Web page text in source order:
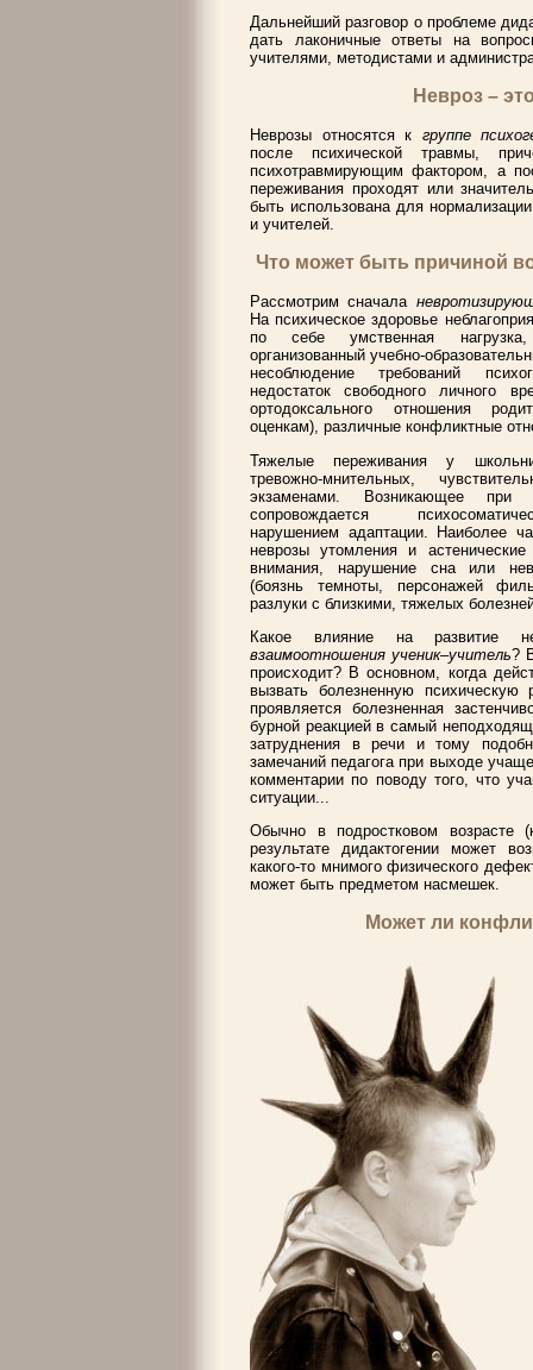
Дальнейший разговор о проблеме
дать лаконичные ответы на
учителями, методистами и
Невроз –
Неврозы относятся к группе
после психической травмы,
психотравмирующим фактором, а
переживания проходят или
быть использована для
и учителей.
Что может быть причиной
Рассмотрим сначала
На психическое здоровье
по себе умственная
организованный учебно-
несоблюдение требований
недостаток свободного личного
ортодоксального отношения
оценкам), различные конфликтные
Тяжелые переживания у
тревожно-мнительных,
экзаменами. Возникающее при
сопровождается
нарушением адаптации. Наиболее
неврозы утомления и
внимания, нарушение сна или
(боязнь темноты, персонажей
разлуки с близкими, тяжелых
Какое влияние на развитие
взаимоотношения ученик–учитель?
происходит? В основном, когда
вызвать болезненную
проявляется болезненная
бурной реакцией в самый
затруднения в речи и тому
замечаний педагога при выходе
комментарии по поводу того, что
ситуации...
Обычно в подростковом возрасте
результате дидактогении может
какого-то мнимого физического
может быть предметом насмешек.
Может ли